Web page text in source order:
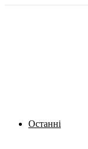
Останні